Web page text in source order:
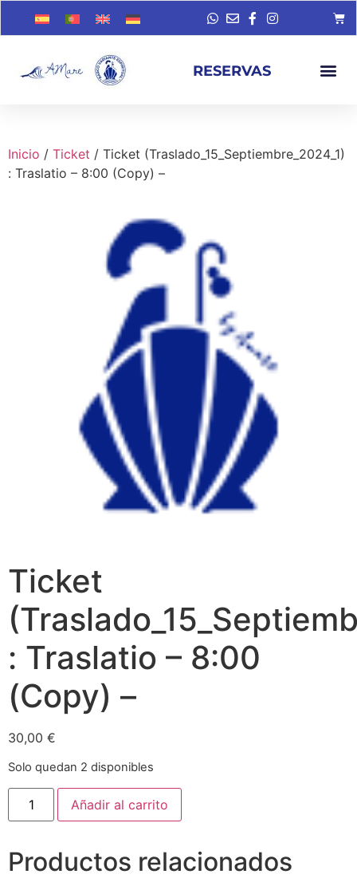
RESERVAS
Inicio / Ticket / Ticket (Traslado_15_Septiembre_2024_1)
: Traslatio – 8:00 (Copy) –
Ticket
: Traslatio – 8:00
(Copy) –
30,00 €
Solo quedan 2 disponibles
Añadir al carrito
Productos relacionados